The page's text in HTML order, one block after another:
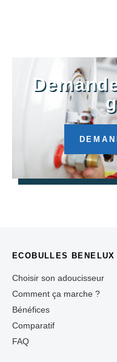
ECOBULLES BENELUX
Choisir son adoucisseur
Comment ça marche ?
Bénéfices
Comparatif
FAQ